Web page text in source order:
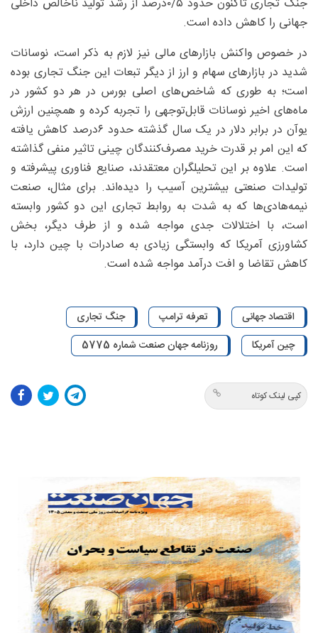
جنگ تجاری تاکنون حدود ۵/‏۰‌درصد از رشد تولید ناخالص داخلی
جهانی را کاهش داده است.
در خصوص واکنش بازارهای مالی نیز لازم به ذکر است، نوسانات
شدید در بازارهای سهام و ارز از دیگر تبعات این جنگ تجاری بوده
است؛ به طوری که شاخص‌های اصلی بورس در هر دو کشور در
ماه‌های اخیر نوسانات قابل‌توجهی را تجربه کرده‌ و همچنین ارزش
یوآن در برابر دلار در یک سال گذشته حدود ۶‌درصد کاهش یافته
که این امر بر قدرت خرید مصرف‌کنندگان چینی تاثیر منفی گذاشته
است. علاوه بر این تحلیلگران معتقدند، صنایع فناوری پیشرفته و
تولیدات صنعتی بیشترین آسیب را دیده‌اند. برای مثال، صنعت
نیمه‌هادی‌ها که به شدت به روابط تجاری این دو کشور وابسته
است، با اختلالات جدی مواجه شده و از طرف دیگر، بخش
کشاورزی آمریکا که وابستگی زیادی به صادرات با چین دارد، با
کاهش تقاضا و افت درآمد مواجه شده است.
اقتصاد جهانی تعرفه ترامپ
جنگ تجاری
چین آمریکا
روزنامه جهان صنعت شماره 5775
کپی لینک کوتاه